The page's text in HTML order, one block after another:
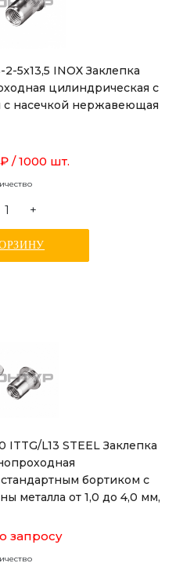
5x13,5 INOX Заклепка
цилиндрическая с
насечкой нержавеющая
/ 1000 шт.
+
ITTG/L13 STEEL Заклепка
бортиком с
металла от 1,0 до 4,0 мм,
запросу